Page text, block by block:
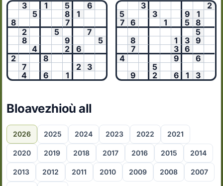
3
1 5
6
5
8
1
8
7
2
5
7
8
9
5
4
2
6
2
8
7
2
3
4
6 1
3
2
5
3 9
1
7
6 1 5
8
5
8
1 3
9
7
3
6
4
9
6
5
9
2 6 1 3
Bloavezhioù all
2026 2025 2024 2023 2022 2021
2020 2019 2018 2017 2016 2015 2014
2013 2012 2011 2010 2009 2008 2007